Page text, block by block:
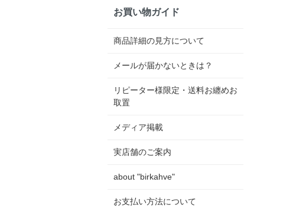
お買い物ガイド
商品詳細の見方について
メールが届かないときは？
リピーター様限定・送料お纏めお
取置
メディア掲載
実店舗のご案内
about "birkahve"
お支払い方法について